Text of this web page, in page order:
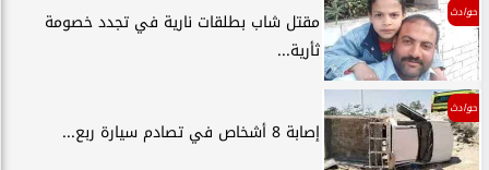
حوادث
مقتل شاب بطلقات نارية في تجدد خصومة
ثأرية...
حوادث
إصابة 8 أشخاص في تصادم سيارة ربع...